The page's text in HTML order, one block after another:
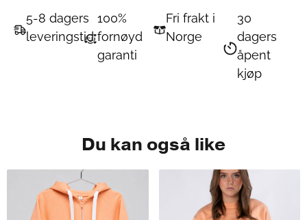
5-8 dagers
leveringstid
100%
fornøyd
garanti
Fri frakt i
Norge
30
dagers
åpent
kjøp
Du kan også like